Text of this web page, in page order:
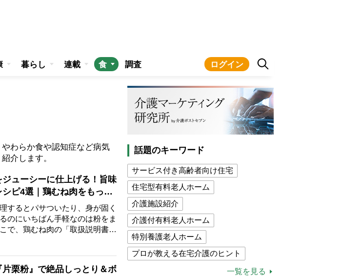
暮らし 連載 食 調査 ログイン
わらか食や認知症など病気
介します。
ューシーに仕上げる！旨味
ピ4選｜鶏むね肉をもっと
付き
するとパサついたり、身が固く
のにいちばん手軽なのは粉をま
で、鶏むね肉の「取扱説明書」
を紹介しま…
栗粉』で絶品しっとり＆ボ
話題のキーワード
サービス付き高齢者向け住宅
住宅型有料老人ホーム
介護施設紹介
介護付有料老人ホーム
特別養護老人ホーム
プロが教える在宅介護のヒント
介護食一覧を見る